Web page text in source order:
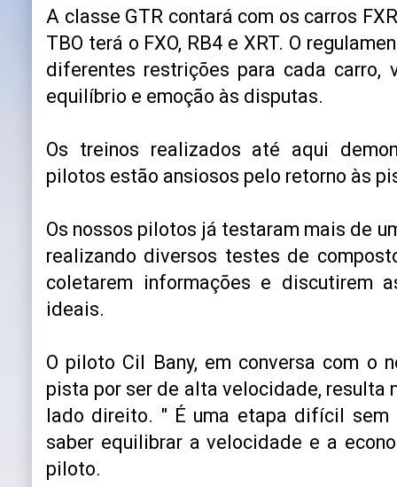
A classe GTR contará com os carros
TBO terá o FXO, RB4 e XRT. O
diferentes restrições para cada carro,
equilíbrio e emoção às disputas.
Os treinos realizados até aqui
pilotos estão ansiosos pelo retorno às
Os nossos pilotos já testaram mais de
realizando diversos testes de
coletarem informações e discutirem
ideais.
O piloto Cil Bany, em conversa com o
pista por ser de alta velocidade, resulta
lado direito. " É uma etapa difícil sem
saber equilibrar a velocidade e a
piloto.